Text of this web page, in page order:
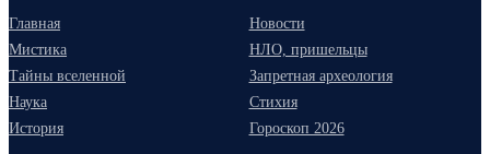
Главная
Новости
Мистика
НЛО, пришельцы
Тайны вселенной
Запретная археология
Наука
Стихия
История
Гороскоп 2026